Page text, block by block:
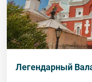
Легендарный